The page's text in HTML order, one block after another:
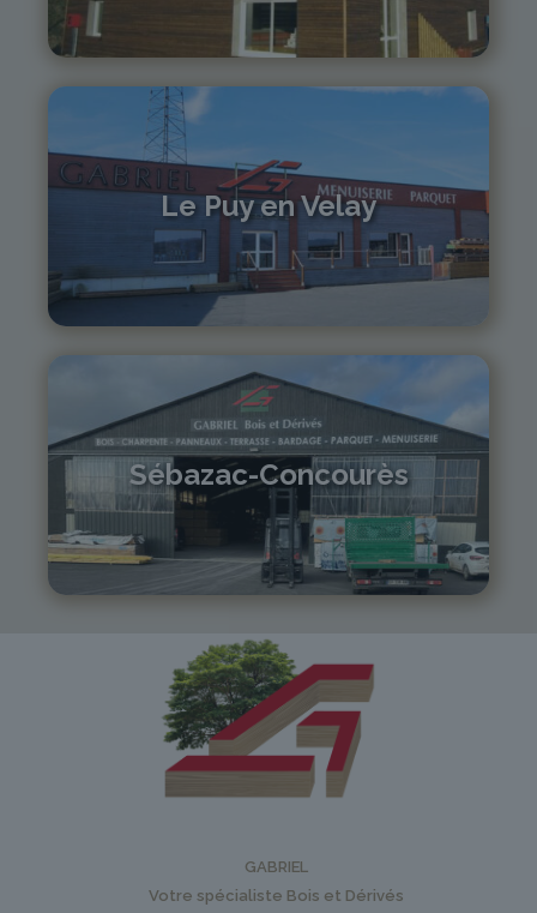
monistrol@gabriel-sa.fr
Le Puy en Velay
04 71 01 13 30
lepuy@gabriel-sa.fr
Sébazac-Concourès
05 81 55 83 89
monistrol@gabriel-sa.fr
GABRIEL
Votre spécialiste Bois et Dérivés